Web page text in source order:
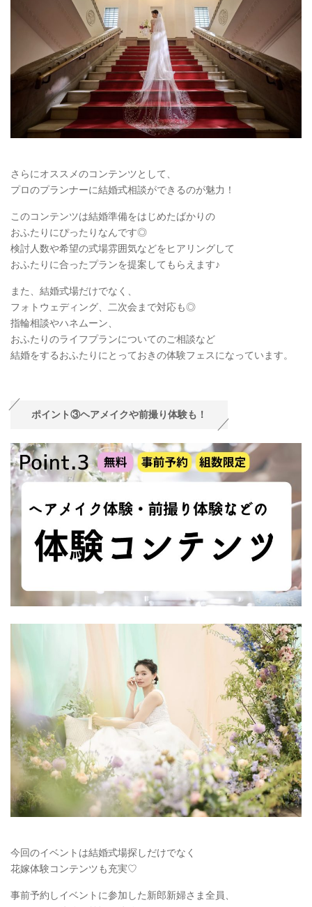
さらにオススメのコンテンツとして、
プロのプランナーに結婚式相談ができるのが魅力！
このコンテンツは結婚準備をはじめたばかりの
おふたりにぴったりなんです◎
検討人数や希望の式場雰囲気などをヒアリングして
おふたりに合ったプランを提案してもらえます♪
また、結婚式場だけでなく、
フォトウェディング、二次会まで対応も◎
指輪相談やハネムーン、
おふたりのライフプランについてのご相談など
結婚をするおふたりにとっておきの体験フェスになっています。
ポイント③ヘアメイクや前撮り体験も！
今回のイベントは結婚式場探しだけでなく
花嫁体験コンテンツも充実♡
事前予約しイベントに参加した新郎新婦さま全員、